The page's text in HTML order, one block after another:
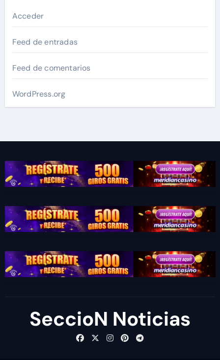
Acceder
Feed de entradas
Feed de comentarios
WordPress.org
SeccioN Noticias